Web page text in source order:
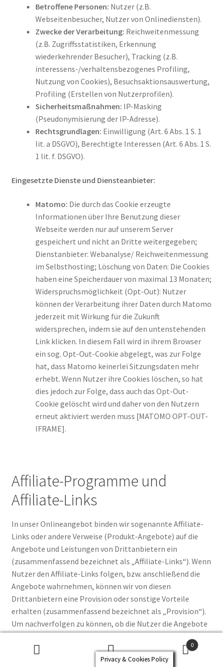
Betroffene Personen: Nutzer (z.B.
Webseitenbesucher, Nutzer von Onlinediensten).
Zwecke der Verarbeitung: Reichweitenmessung
(z.B. Zugriffsstatistiken, Erkennung
wiederkehrender Besucher), Tracking (z.B.
interessens-/verhaltensbezogenes Profiling,
Nutzung von Cookies), Besuchsaktionsauswertung,
Profiling (Erstellen von Nutzerprofilen).
Sicherheitsmaßnahmen: IP-Masking
(Pseudonymisierung der IP-Adresse).
Rechtsgrundlagen: Einwilligung (Art. 6 Abs. 1 S. 1
lit. a DSGVO), Berechtigte Interessen (Art. 6 Abs. 1 S.
1 lit. f. DSGVO).
Eingesetzte Dienste und Diensteanbieter:
Matomo: Die durch das Cookie erzeugte
Informationen über Ihre Benutzung dieser
Webseite werden nur auf unserem Server
gespeichert und nicht an Dritte weitergegeben;
Dienstanbieter: Webanalyse/ Reichweitenmessung
im Selbsthosting; Löschung von Daten: Die Cookies
haben eine Speicherdauer von maximal 13 Monaten;
Widerspruchsmöglichkeit (Opt-Out): Nutzer
können der Verarbeitung ihrer Daten durch Matomo
jederzeit mit Wirkung für die Zukunft
widersprechen, indem sie auf den untenstehenden
Link klicken. In diesem Fall wird in ihrem Browser
ein sog. Opt-Out-Cookie abgelegt, was zur Folge
hat, dass Matomo keinerlei Sitzungsdaten mehr
erhebt. Wenn Nutzer ihre Cookies löschen, so hat
dies jedoch zur Folge, dass auch das Opt-Out-
Cookie gelöscht wird und daher von den Nutzern
erneut aktiviert werden muss [MATOMO OPT-OUT-
IFRAME].
Affiliate-Programme und
Affiliate-Links
In unser Onlineangebot binden wir sogenannte Affiliate-
Links oder andere Verweise (Produkt-Angebote) auf die
Angebote und Leistungen von Drittanbietern ein
(zusammenfassend bezeichnet als „Affiliate-Links“). Wenn
Nutzer den Affiliate-Links folgen, bzw. anschließend die
Angebote wahrnehmen, können wir von diesen
Drittanbietern eine Provision oder sonstige Vorteile
erhalten (zusammenfassend bezeichnet als „Provision“).
Um nachverfolgen zu können, ob die Nutzer die Angebote
eines von uns eingesetzten Affiliate-Links wahrgenommen
haben, ist es notwendig, dass die jeweiligen Drittanbieter
erfahren, dass die Nutzer einem innerhalb unseres
0
Privacy & Cookies Policy